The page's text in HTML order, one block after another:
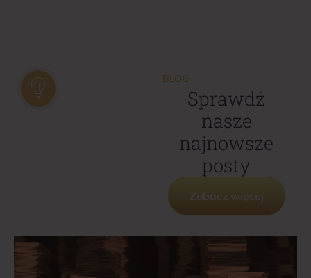
BLOG
Sprawdź
nasze
najnowsze
posty
Zobacz więcej